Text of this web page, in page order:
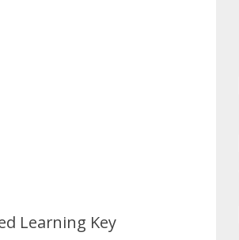
Learning Key